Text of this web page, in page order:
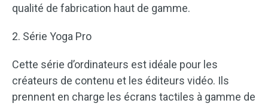
qualité de fabrication haut de gamme.
2. Série Yoga Pro
Cette série d’ordinateurs est idéale pour les
créateurs de contenu et les éditeurs vidéo. Ils
prennent en charge les écrans tactiles à gamme de